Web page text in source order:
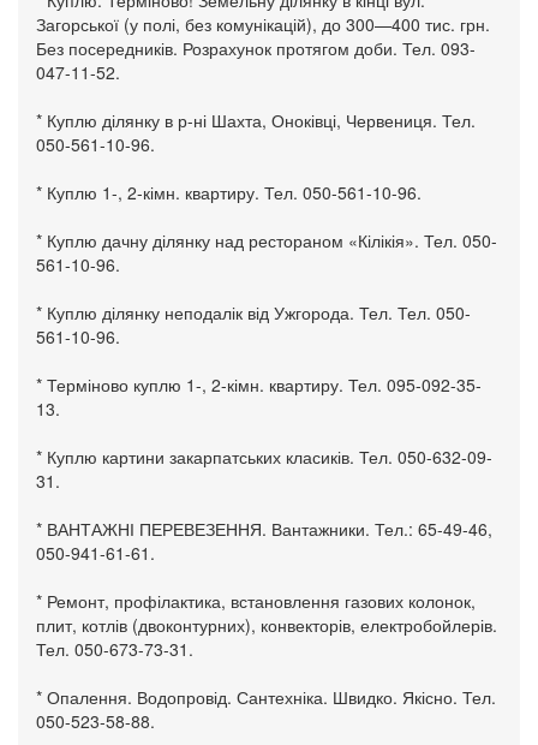
Загорської (у полі, без комунікацій), до 300—400 тис. грн.
Без посередників. Розрахунок протягом доби. Тел. 093-
047-11-52.
* Куплю ділянку в р-ні Шахта, Оноківці, Червениця. Тел.
050-561-10-96.
* Куплю 1-, 2-кімн. квартиру. Тел. 050-561-10-96.
* Куплю дачну ділянку над рестораном «Кілікія». Тел. 050-
561-10-96.
* Куплю ділянку неподалік від Ужгорода. Тел. Тел. 050-
561-10-96.
* Терміново куплю 1-, 2-кімн. квартиру. Тел. 095-092-35-
13.
* Куплю картини закарпатських класиків. Тел. 050-632-09-
31.
* ВАНТАЖНІ ПЕРЕВЕЗЕННЯ. Вантажники. Тел.: 65-49-46,
050-941-61-61.
* Ремонт, профілактика, встановлення газових колонок,
плит, котлів (двоконтурних), конвекторів, електробойлерів.
Тел. 050-673-73-31.
* Опалення. Водопровід. Сантехніка. Швидко. Якісно. Тел.
050-523-58-88.